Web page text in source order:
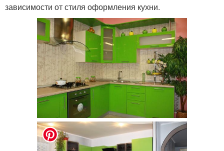
зависимости от стиля оформления кухни.